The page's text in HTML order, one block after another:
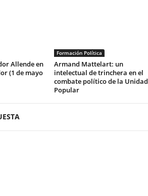
Allende en
(1 de mayo
Formación Política
Armand Mattelart: un
intelectual de trinchera en el
combate político de la Unidad
Popular